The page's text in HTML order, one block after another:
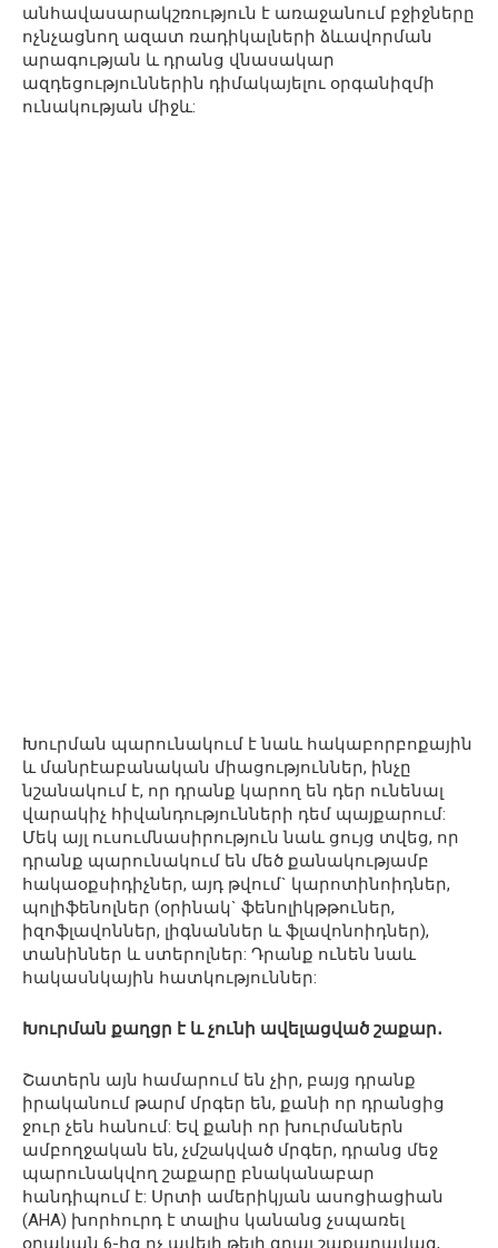
անհավասարակշռություն է առաջանում բջիջները
ոչնչացնող ազատ ռադիկալների ձևավորման
արագության և դրանց վնասակար
ազդեցություններին դիմակայելու օրգանիզմի
ունակության միջև:
Խուրման պարունակում է նաև հակաբորբոքային
և մանրէաբանական միացություններ, ինչը
նշանակում է, որ դրանք կարող են դեր ունենալ
վարակիչ հիվանդությունների դեմ պայքարում:
Մեկ այլ ուսումնասիրություն նաև ցույց տվեց, որ
դրանք պարունակում են մեծ քանակությամբ
հակաօքսիդիչներ, այդ թվում` կարոտինոիդներ,
պոլիֆենոլներ (օրինակ` ֆենոլիկթթուներ,
իզոֆլավոններ, լիգնաններ և ֆլավոնոիդներ),
տանիններ և ստերոլներ: Դրանք ունեն նաև
հակասնկային հատկություններ:
Խուրման քաղցր է և չունի ավելացված շաքար․
Շատերն այն համարում են չիր, բայց դրանք
իրականում թարմ մրգեր են, քանի որ դրանցից
ջուր չեն հանում: Եվ քանի որ խուրմաներն
ամբողջական են, չմշակված մրգեր, դրանց մեջ
պարունակվող շաքարը բնականաբար
հանդիպում է: Սրտի ամերիկյան ասոցիացիան
(AHA) խորհուրդ է տալիս կանանց չսպառել
օրական 6-ից ոչ ավելի թեյի գդալ շաքարավազ,